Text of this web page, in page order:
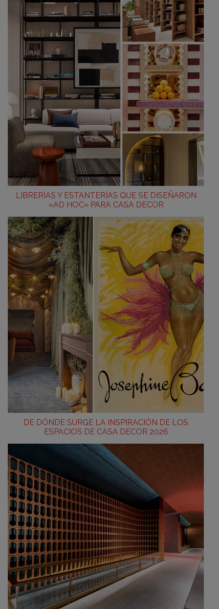
LIBRERÍAS Y ESTANTERÍAS QUE SE DISEÑARON
«AD HOC» PARA CASA DECOR
DE DÓNDE SURGE LA INSPIRACIÓN DE LOS
ESPACIOS DE CASA DECOR 2026